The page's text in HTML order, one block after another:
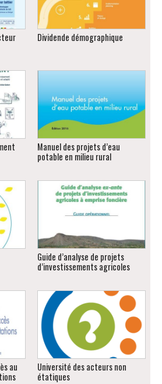
Dividende démographique
Manuel des projets d’eau
potable en milieu rural
Guide d’analyse de projets
d’investissements agricoles
au
Université des acteurs non
étatiques